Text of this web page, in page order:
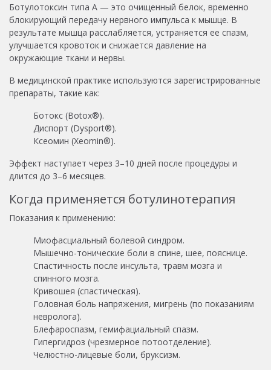
Ботулотоксин типа A — это очищенный белок, временно
блокирующий передачу нервного импульса к мышце. В
результате мышца расслабляется, устраняется ее спазм,
улучшается кровоток и снижается давление на
окружающие ткани и нервы.
В медицинской практике используются зарегистрированные
препараты, такие как:
Ботокс (Botox®).
Диспорт (Dysport®).
Ксеомин (Xeomin®).
Эффект наступает через 3–10 дней после процедуры и
длится до 3–6 месяцев.
Когда применяется ботулинотерапия
Показания к применению:
Миофасциальный болевой синдром.
Мышечно-тонические боли в спине, шее, пояснице.
Спастичность после инсульта, травм мозга и
спинного мозга.
Кривошея (спастическая).
Головная боль напряжения, мигрень (по показаниям
невролога).
Блефароспазм, гемифациальный спазм.
Гипергидроз (чрезмерное потоотделение).
Челюстно-лицевые боли, бруксизм.